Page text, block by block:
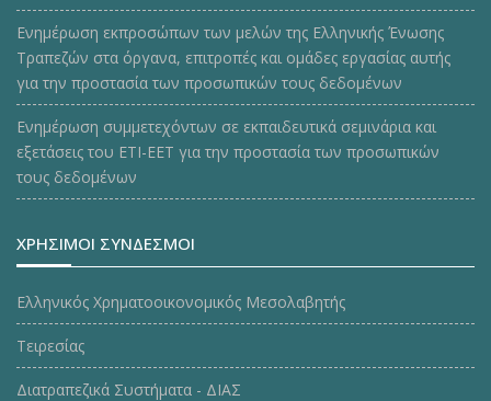
Ενημέρωση εκπροσώπων των μελών της Ελληνικής Ένωσης
Τραπεζών στα όργανα, επιτροπές και ομάδες εργασίας αυτής
για την προστασία των προσωπικών τους δεδομένων
Ενημέρωση συμμετεχόντων σε εκπαιδευτικά σεμινάρια και
εξετάσεις του ΕΤΙ-ΕΕΤ για την προστασία των προσωπικών
τους δεδομένων
ΧΡΗΣΙΜΟΙ ΣΥΝΔΕΣΜΟΙ
Ελληνικός Χρηματοοικονομικός Μεσολαβητής
Τειρεσίας
Διατραπεζικά Συστήματα - ΔΙΑΣ